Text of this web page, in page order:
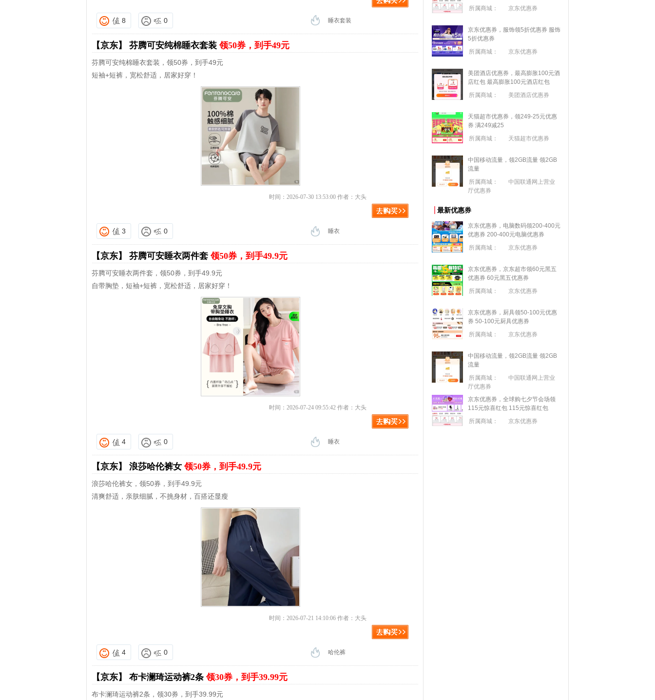
8 0 睡衣套装
【京东】 芬腾可安纯棉睡衣套装领50券，到手49元
芬腾可安纯棉睡衣套装，领50券，到手49元
短袖+短裤，宽松舒适，居家好穿！
时间：2026-07-30 13:53:00 作者：大头
3 0 睡衣
【京东】 芬腾可安睡衣两件套领50券，到手49.9元
芬腾可安睡衣两件套，领50券，到手49.9元
自带胸垫，短袖+短裤，宽松舒适，居家好穿！
时间：2026-07-24 09:55:42 作者：大头
4 0 睡衣
【京东】 浪莎哈伦裤女领50券，到手49.9元
浪莎哈伦裤女，领50券，到手49.9元
清爽舒适，亲肤细腻，不挑身材，百搭还显瘦
时间：2026-07-21 14:10:06 作者：大头
4 0 哈伦裤
【京东】 布卡澜琦运动裤2条领30券，到手39.99元
布卡澜琦运动裤2条，领30券，到手39.99元
所属商城：
京东优惠券
京东优惠券，服饰领5折优惠券 服饰
5折优惠券
所属商城：
京东优惠券
美团酒店优惠券，最高膨胀100元酒
店红包 最高膨胀100元酒店红包
所属商城：
美团酒店优惠券
天猫超市优惠券，领249-25元优惠
券 满249减25
所属商城：
天猫超市优惠券
中国移动流量，领2GB流量 领2GB
流量
所属商城：
中国联通网上营业
厅优惠券
最新优惠券
京东优惠券，电脑数码领200-400元
优惠券 200-400元电脑优惠券
所属商城：
京东优惠券
京东优惠券，京东超市领60元黑五
优惠券 60元黑五优惠券
所属商城：
京东优惠券
京东优惠券，厨具领50-100元优惠
券 50-100元厨具优惠券
所属商城：
京东优惠券
中国移动流量，领2GB流量 领2GB
流量
所属商城：
中国联通网上营业
厅优惠券
京东优惠券，全球购七夕节会场领
115元惊喜红包 115元惊喜红包
所属商城：
京东优惠券